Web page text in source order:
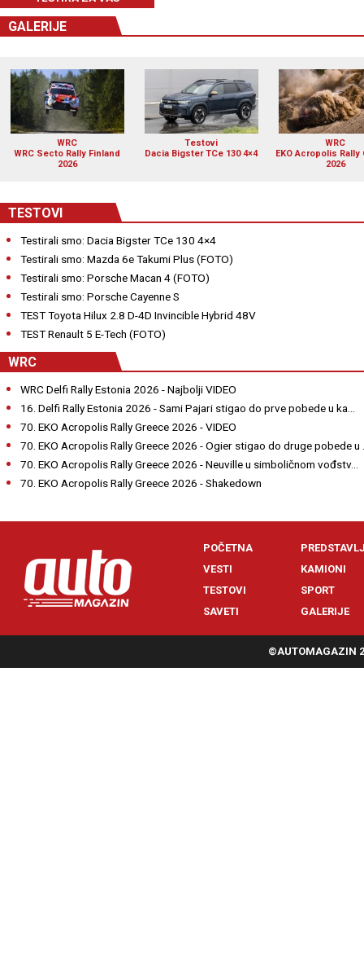
GALERIJE
WRC
WRC Secto Rally Finland
2026
Testovi
Dacia Bigster TCe 130 4×4
WRC
EKO Acropolis Rally
2026
TESTOVI
Testirali smo: Dacia Bigster TCe 130 4×4
Testirali smo: Mazda 6e Takumi Plus (FOTO)
Testirali smo: Porsche Macan 4 (FOTO)
Testirali smo: Porsche Cayenne S
TEST Toyota Hilux 2.8 D-4D Invincible Hybrid 48V
TEST Renault 5 E-Tech (FOTO)
WRC
WRC Delfi Rally Estonia 2026 - Najbolji VIDEO
16. Delfi Rally Estonia 2026 - Sami Pajari stigao do prve pobede u ka...
70. EKO Acropolis Rally Greece 2026 - VIDEO
70. EKO Acropolis Rally Greece 2026 - Ogier stigao do druge pobede u
70. EKO Acropolis Rally Greece 2026 - Neuville u simboličnom vođstv...
70. EKO Acropolis Rally Greece 2026 - Shakedown
POČETNA
VESTI
TESTOVI
SAVETI
KAMIONI
SPORT
GALERIJE
©AUTOMAGAZIN